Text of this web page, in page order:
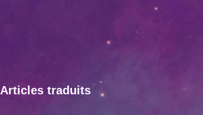
Articles traduits